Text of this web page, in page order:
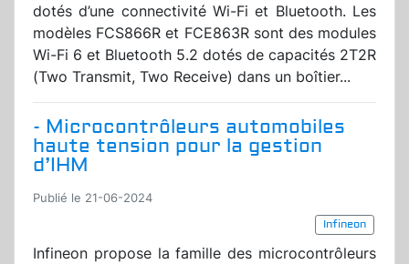
dotés d’une connectivité Wi-Fi et Bluetooth. Les
modèles FCS866R et FCE863R sont des modules
Wi-Fi 6 et Bluetooth 5.2 dotés de capacités 2T2R
(Two Transmit, Two Receive) dans un boîtier...
- Microcontrôleurs automobiles
haute tension pour la gestion
d’IHM
Publié le 21-06-2024
Infineon
Infineon propose la famille des microcontrôleurs